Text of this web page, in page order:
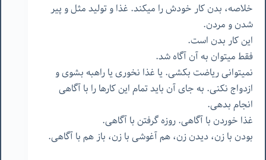
خلاصه،‌ بدن کار خودش را میکند. غذا و تولید مثل و پیر
شدن و مردن.
این کار بدن است.
فقط میتوان به آن آگاه شد.
نمیتوانی ریاضت بکشی. یا غذا نخوری یا راهبه بشوی و
ازدواج نکنی. به جای آن باید تمام این کارها را با آگاهی
انجام بدهی.
غذا خوردن با آگاهی. روزه گرفتن با آگاهی.
بودن با زن،‌ دیدن زن، هم آغوشی با زن، باز هم با آگاهی.